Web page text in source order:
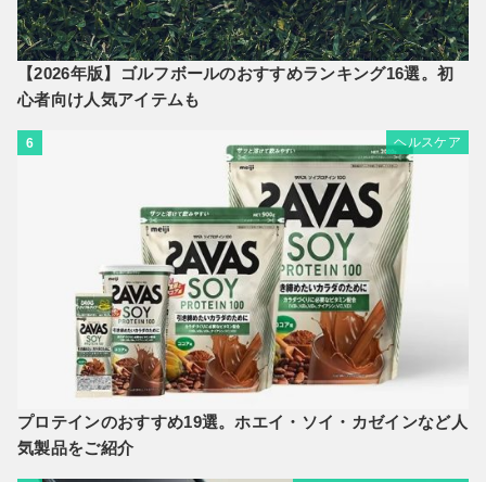
【2026年版】ゴルフボールのおすすめランキング16選。初
心者向け人気アイテムも
6 ヘルスケア
プロテインのおすすめ19選。ホエイ・ソイ・カゼインなど人
気製品をご紹介